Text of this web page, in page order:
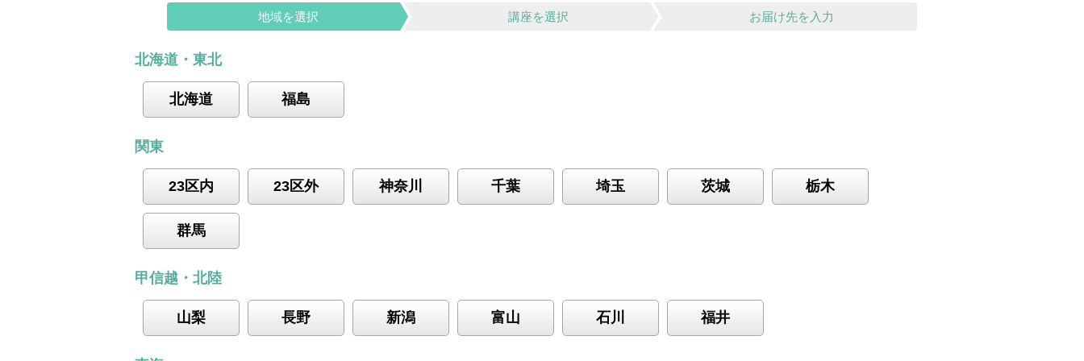
地域を選択 講座を選択 お届け先を入力
北海道・東北
北海道 福島
関東
23区内 23区外 神奈川 千葉 埼玉 茨城 栃木
群馬
甲信越・北陸
山梨 長野 新潟 富山 石川 福井